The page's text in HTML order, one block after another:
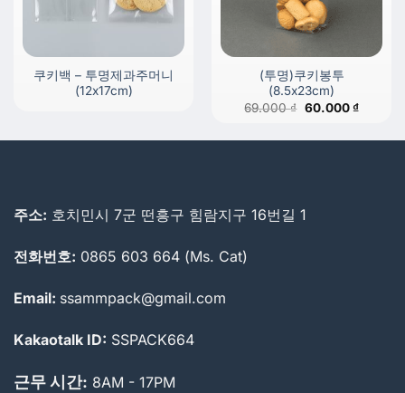
쿠키백 – 투명제과주머니
(12x17cm)
(투명)쿠키봉투
(8.5x23cm)
69.000₫ 원
격:
60.000₫현
격:
주소: 호치민시 7군 떤흥구 힘람지구 16번길 1
전화번호: 0865 603 664 (Ms. Cat)
Email: ssammpack@gmail.com
Kakaotalk ID: SSPACK664
근무 시간: 8AM - 17PM